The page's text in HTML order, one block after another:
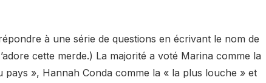
à une série de questions en écrivant le nom de
cette merde.) La majorité a voté Marina comme la
pays », Hannah Conda comme la « la plus louche » et